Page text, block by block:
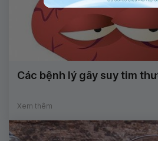
Các bệnh lý gây suy tim
Xem thêm